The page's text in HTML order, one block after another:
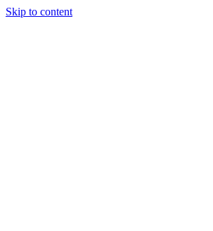
Skip to content